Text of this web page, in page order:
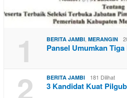
1 BERITA JAMBI MERANGIN
Pansel Umumkan
2 BERITA JAMBI 181 Dilihat
3 Kandidat Kuat